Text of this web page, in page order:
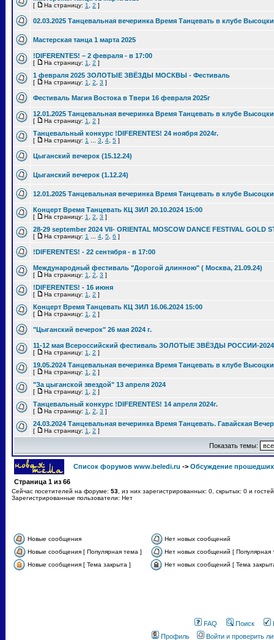
[ На страницу: 1 2 ]
02.03.2025 Танцевальная вечеринка Время Танцевать в клубе
Мастерская танца 1 марта 2025
!DIFERENTES! – 2 февраля - в 17:00
[ На страницу: 1 2 ]
1 февраля 2025 ЗОЛОТЫЕ ЗВЁЗДЫ МОСКВЫ - Фестиваль
[ На страницу: 1 2 3 ]
Фестиваль Магия Востока в Твери 16 февраля 2025г
12.01.2025 Танцевальная вечеринка Время Танцевать в клубе
[ На страницу: 1 2 ]
Танцевальный конкурс !DIFERENTES! 24 ноября 2024г.
[ На страницу: 1 3 4 5 ]
Цыганский вечерок (15.12.24)
Цыганский вечерок (1.12.24)
12.01.2025 Танцевальная вечеринка Время Танцевать в клубе
Концерт Время Танцевать КЦ ЗИЛ 20.10.2024 15:00
[ На страницу: 1 2 3 ]
28-29 september 2024 VII- ORIENTAL MOSCOW DANCE FESTIVAL GOLD
[ На страницу: 1 4 5 6 ]
!DIFERENTES! - 22 сентября - в 17:00
Международный фестиваль "Дорогой длинною" ( Москва, 21.09.24)
[ На страницу: 1 2 3 ]
!DIFERENTES! - 16 июня
[ На страницу: 1 2 ]
Концерт Время Танцевать КЦ ЗИЛ 16.06.2024 15:00
[ На страницу: 1 2 ]
"Цыганский вечерок" 26 мая 2024 г.
11-12 мая Всероссийский фестиваль ЗОЛОТЫЕ ЗВЁЗДЫ РОССИИ-2024
[ На страницу: 1 2 ]
19.05.2024 Танцевальная вечеринка Время Танцевать в клубе
[ На страницу: 1 2 ]
"За цыганской звездой" 13 апреля 2024
[ На страницу: 1 2 ]
Танцевальный конкурс !DIFERENTES! 14 апреля 2024г.
[ На страницу: 1 2 3 ]
24.03.2024 Танцевальная вечеринка Время Танцевать. Гавайская
[ На страницу: 1 2 ]
Показать темы:
Список форумов www.beledi.ru -> Обсуждение
Страница 1 из 66
Сейчас посетителей на форуме: 53 , из них зарегистрированных: 0, скрытых: 0 и
Зарегистрированные пользователи: Нет
Новые сообщения
Нет новых сообщений
Новые сообщения [ Популярная тема ]
Нет новых сообщений [ Популярная
Новые сообщения [ Тема закрыта ]
Нет новых сообщений [ Тема
FAQ Поиск
Профиль
Войти и проверить